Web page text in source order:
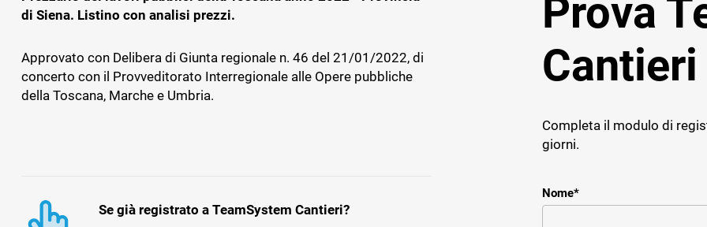
dipendenti
BADGE, ITP E SICUREZZA
GESTIONALE IMPRESE
di Siena. Listino con analisi prezzi.
Approvato con Delibera di Giunta regionale n. 46 del 21/01/2022, di
concerto con il Provveditorato Interregionale alle Opere pubbliche
della Toscana, Marche e Umbria.
Se già registrato a TeamSystem Cantieri?
Prova
Cantieri
Completa il modulo di
giorni.
Nome*